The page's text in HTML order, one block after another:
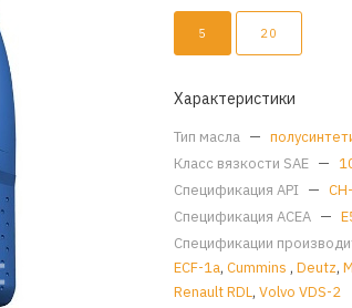
5 20
Характеристики
Тип масла —
Класс вязкости SAE —
Спецификация API —
Спецификация ACEA —
Спецификации
ECF-1а,Cummins,Deutz,
Renault RDL,Volvo VDS-2